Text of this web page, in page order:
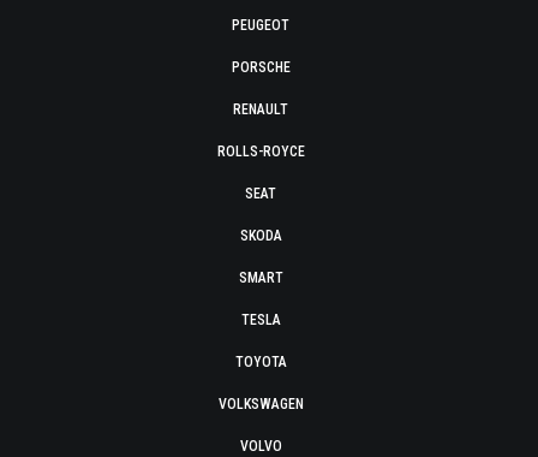
PEUGEOT
PORSCHE
RENAULT
ROLLS-ROYCE
SEAT
SKODA
SMART
TESLA
TOYOTA
VOLKSWAGEN
VOLVO